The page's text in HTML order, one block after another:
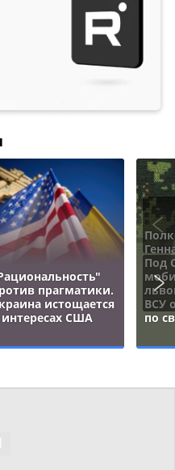
прагматики.
истощается
интересах США
Под
ВСУ
по